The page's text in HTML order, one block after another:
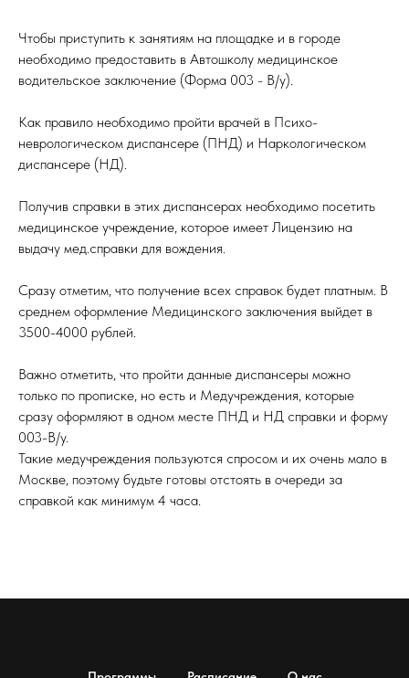
Чтобы приступить к занятиям на площадке и в городе
необходимо предоставить в Автошколу медицинское
водительское заключение (Форма 003 - В/у).
Как правило необходимо пройти врачей в Психо-
неврологическом диспансере (ПНД) и Наркологическом
диспансере (НД).
Получив справки в этих диспансерах необходимо посетить
медицинское учреждение, которое имеет Лицензию на
выдачу мед.справки для вождения.
Сразу отметим, что получение всех справок будет платным. В
среднем оформление Медицинского заключения выйдет в
3500-4000 рублей.
Важно отметить, что пройти данные диспансеры можно
только по прописке, но есть и Медучреждения, которые
сразу оформляют в одном месте ПНД и НД справки и форму
003-В/у.
Такие медучреждения пользуются спросом и их очень мало в
Москве, поэтому будьте готовы отстоять в очереди за
справкой как минимум 4 часа.